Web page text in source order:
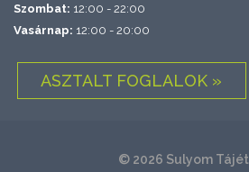
Szombat: 12:00 - 22:00
Vasárnap: 12:00 - 20:00
ASZTALT FOGLALOK »
© 2026 Sulyom